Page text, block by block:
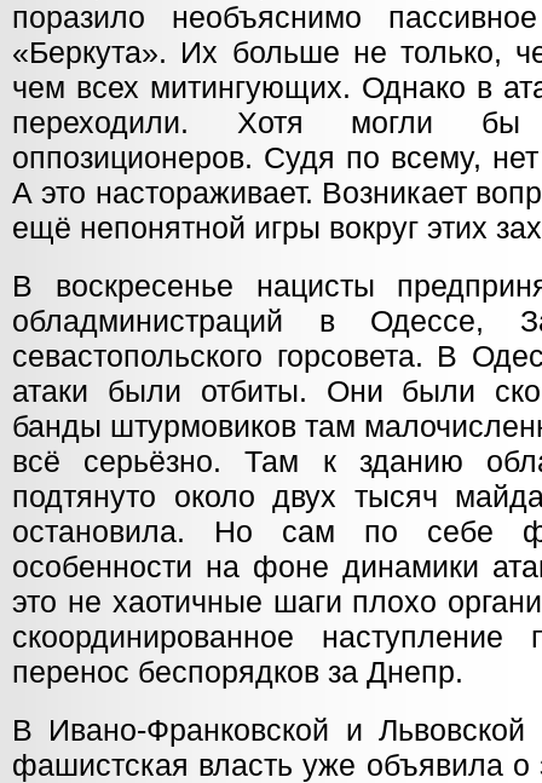
поразило необъяснимо
«Беркута». Их больше не только,
чем всех митингующих. Однако в
переходили. Хотя могли бы
оппозиционеров. Судя по всему,
А это настораживает. Возникает
ещё непонятной игры вокруг этих
В воскресенье нацисты
обладминистраций в Одессе,
севастопольского горсовета. В
атаки были отбиты. Они были
банды штурмовиков там
всё серьёзно. Там к зданию
подтянуто около двух тысяч
остановила. Но сам по себе
особенности на фоне динамики
это не хаотичные шаги плохо
скоординированное
перенос беспорядков за Днепр.
В Ивано-Франковской и Львовской
фашистская власть уже объявила о